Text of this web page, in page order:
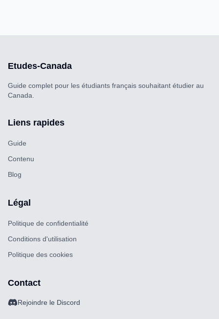
Etudes-Canada
Guide complet pour les étudiants français souhaitant étudier au
Canada.
Liens rapides
Guide
Contenu
Blog
Légal
Politique de confidentialité
Conditions d'utilisation
Politique des cookies
Contact
Rejoindre le Discord